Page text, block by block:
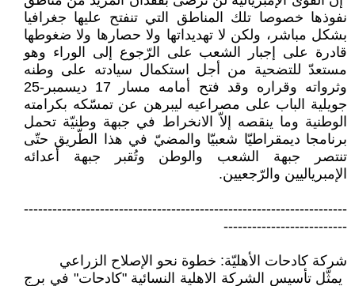
نفوذها خصوصا تلك ‏المناطق التي تنفتح عليها جغرافيا
بشكل ‏مباشر، ولكن لا تهديداتها ولا حصارها ‏ولا ضغوطها
قادرة على إجبار الشعب ‏على الرّجوع إلى الوراء وهو
مستعدّ ‏للتضحية من أجل استكمال سيادته على ‏وطنه
وثرواته وقراره وقد فتح أمامه ‏مسار 17 ديسمبر-25
جويلية الباب على ‏مصراعيه ليبرهن عن تمسّكه بكرامته
‏الوطنية وما ينقصه إلاّ الانخراط في جبهة ‏وطنيّة تحمل
برنامجا ديمقراطيّا شعبيّا ‏والمضيّ في هذا الطّريق حتّى
تنتصر ‏جبهة الشعب والوطن وتُقبر جبهة أعدائه
‏الإمبرياليين والرّجعيين. ‏
‏--------------------------------------------------------------------
--------------------------‏
شركة كادحات الأهليّة: خطوة نحو الإصلاح الزراعي
‏ يمثّل تأسيس الشركة الاهلية النسائية "كادحات" في برج